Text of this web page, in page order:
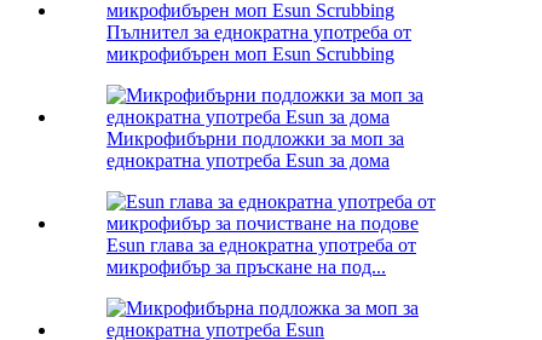
Пълнител за еднократна употреба от
микрофибърен моп Esun Scrubbing
Микрофибърни подложки за моп за
еднократна употреба Esun за дома
Esun глава за еднократна употреба от
микрофибър за пръскане на под...